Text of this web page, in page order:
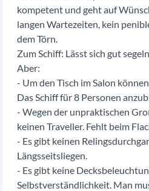
kompetent und geht auf
langen Wartezeiten, kein
dem Törn.
Zum Schiff: Lässt sich gut
Aber:
- Um den Tisch im Salon
Das Schiff für 8 Personen
- Wegen der unpraktischen
keinen Traveller. Fehlt beim
- Es gibt keinen
Längsseitsliegen.
- Es gibt keine
Selbstverständlichkeit. Man